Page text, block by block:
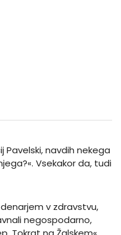
Pavelski, navdih nekega
Vsekakor da, tudi
v zdravstvu,
negospodarno,